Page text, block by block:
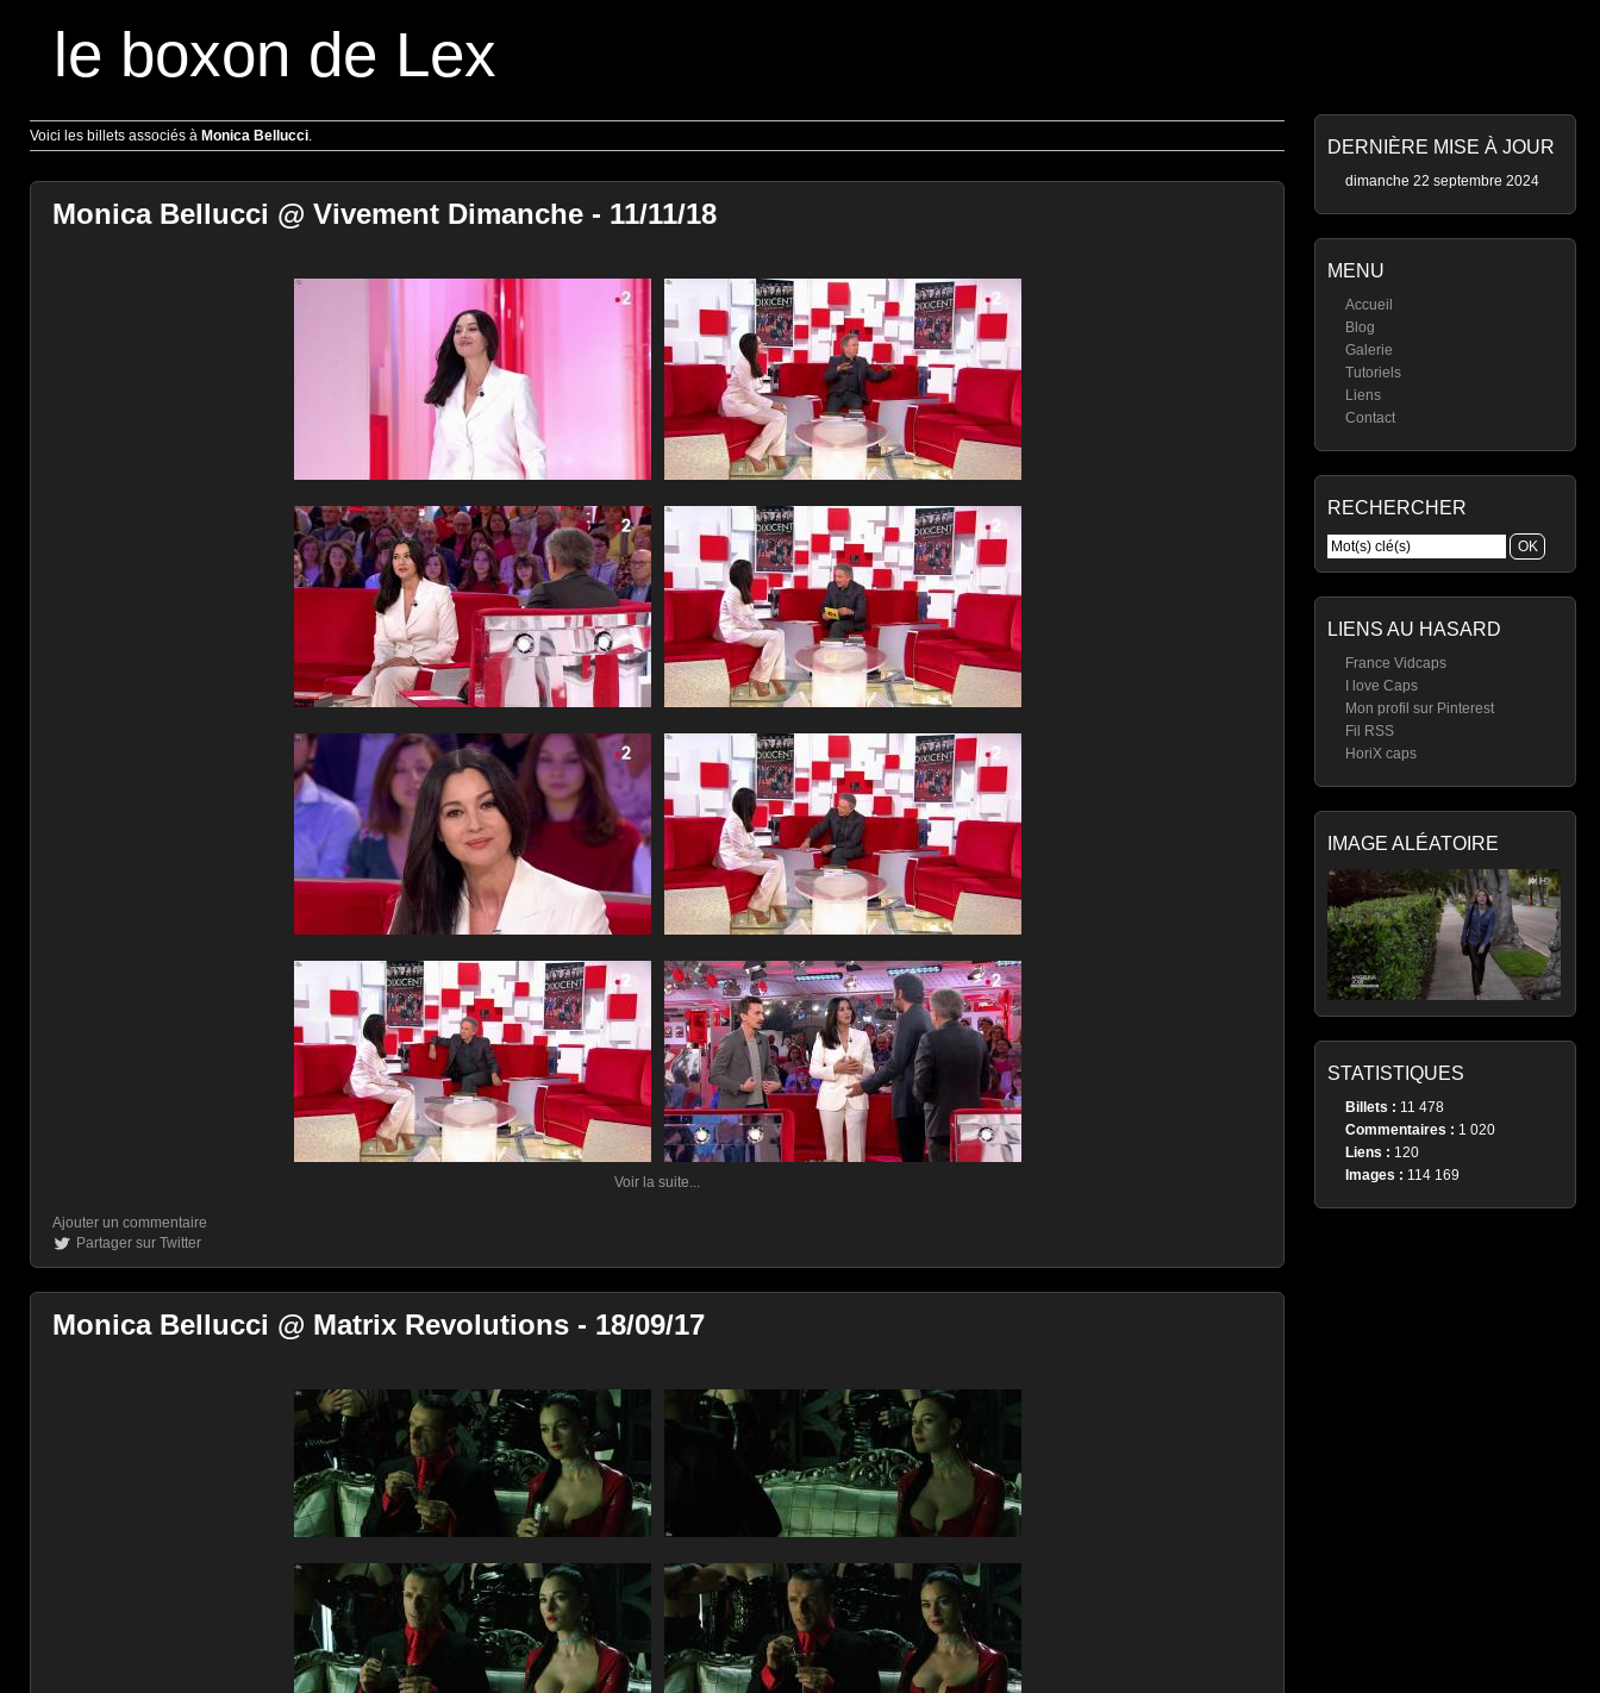
le boxon de Lex
DERNIÈRE MISE À JOUR
dimanche 22 septembre 2024
MENU
Accueil
Blog
Galerie
Tutoriels
Liens
Contact
RECHERCHER
LIENS AU HASARD
France Vidcaps
I love Caps
Mon profil sur Pinterest
Fil RSS
HoriX caps
IMAGE ALÉATOIRE
STATISTIQUES
Billets : 11 478
Commentaires : 1 020
Liens : 120
Images : 114 169
Voici les billets associés à Monica Bellucci.
Monica Bellucci @ Vivement Dimanche - 11/11/18
Voir la suite...
Ajouter un commentaire
Partager sur Twitter
Monica Bellucci @ Matrix Revolutions - 18/09/17